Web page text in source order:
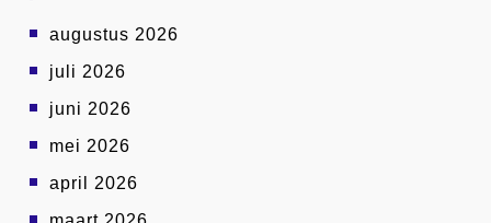
augustus 2026
juli 2026
juni 2026
mei 2026
april 2026